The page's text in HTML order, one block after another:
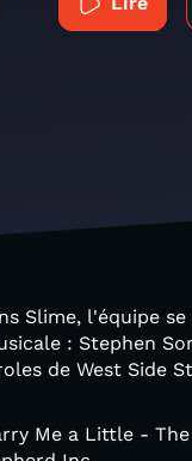
Slime, l'équipe
: Stephen
de West Side
Me a Little -